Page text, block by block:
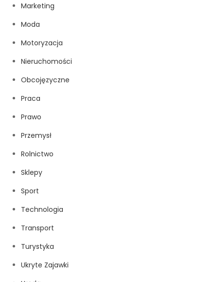
Marketing
Moda
Motoryzacja
Nieruchomości
Obcojęzyczne
Praca
Prawo
Przemysł
Rolnictwo
Sklepy
Sport
Technologia
Transport
Turystyka
Ukryte Zajawki